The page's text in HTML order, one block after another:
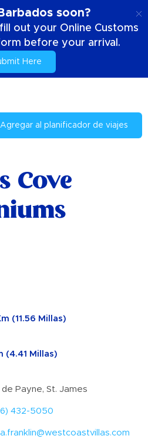
soon?
out your Online Customs
before your arrival.
Here
Cove Condominiums
Agregar al planificador de viajes
Cove
(11.56 Millas)
(4.41 Millas)
de Payne, St. James
432-5050